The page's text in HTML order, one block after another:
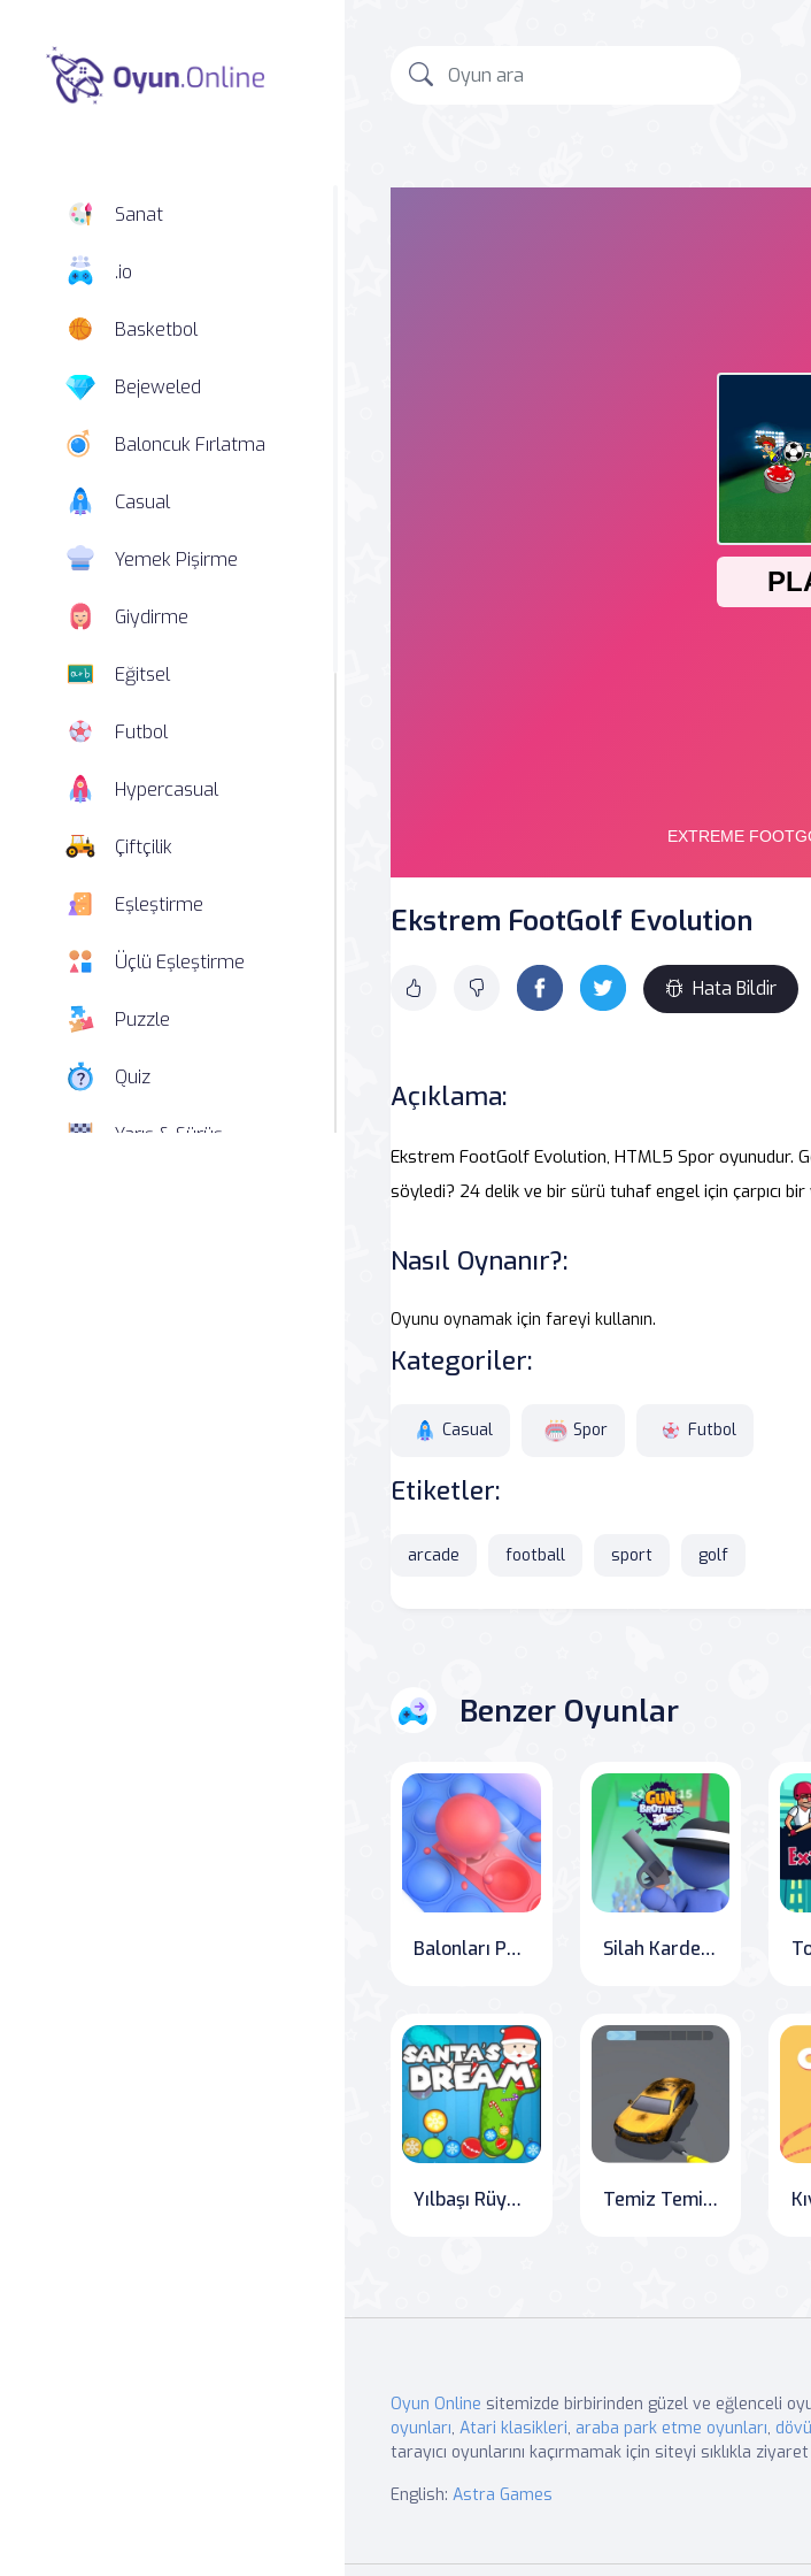
Sanat
.io
Basketbol
Bejeweled
Baloncuk Fırlatma
Casual
Yemek Pişirme
Giydirme
Eğitsel
Futbol
Hypercasual
Çiftçilik
Eşleştirme
Üçlü Eşleştirme
Puzzle
Quiz
Yarış & Sürüş
Ekstrem FootGolf Evolution
Hata Bildir
Açıklama:
Ekstrem FootGolf Evolution, HTML5 Spor oyunudur.
söyledi? 24 delik ve bir sürü tuhaf engel için çarpıcı bir
Nasıl Oynanır?:
Oyunu oynamak için fareyi kullanın.
Kategoriler:
Casual Spor Futbol
Etiketler:
arcade football sport golf
Benzer Oyunlar
Balonları Patlat Silah Kardeşler
Yılbaşı Rüyası: Teşekkürler Baba Noel! Temiz Temizlik Macerası
Oyun Online sitemizde birbirinden güzel ve eğlenceli
oyunları, Atari klasikleri, araba park etme oyunları,
tarayıcı oyunlarını kaçırmamak için siteyi sıklıkla
English: Astra Games